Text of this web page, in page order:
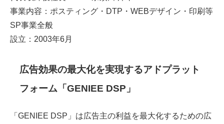
事業内容：ポスティング・DTP・WEBデザイン・印刷等
SP事業全般
設立：2003年6月
広告効果の最大化を実現するアドプラット
フォーム「GENIEE DSP」
「GENIEE DSP」は広告主の利益を最大化するための広